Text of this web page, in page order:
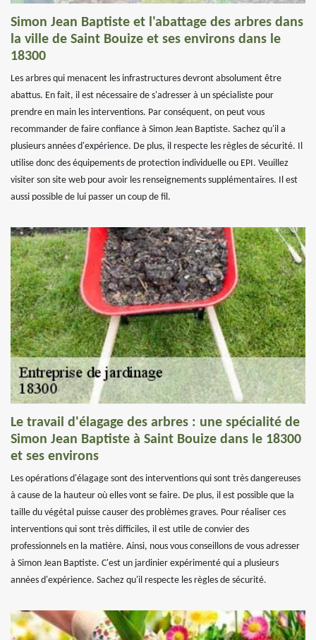
Simon Jean Baptiste et l'abattage des arbres dans
la ville de Saint Bouize et ses environs dans le
18300
Les arbres qui menacent les infrastructures devront absolument être
abattus. En fait, il est nécessaire de s'adresser à un spécialiste pour
prendre en main les interventions. Par conséquent, on peut vous
recommander de faire confiance à Simon Jean Baptiste. Sachez qu'il a
plusieurs années d'expérience. De plus, il respecte les règles de sécurité. Il
utilise donc des équipements de protection individuelle ou EPI. Veuillez
visiter son site web pour avoir les renseignements supplémentaires. Il est
aussi possible de lui passer un coup de fil.
Le travail d'élagage des arbres : une spécialité de
Simon Jean Baptiste à Saint Bouize dans le 18300
et ses environs
Les opérations d'élagage sont des interventions qui sont très dangereuses
à cause de la hauteur où elles vont se faire. De plus, il est possible que la
taille du végétal puisse causer des problèmes graves. Pour réaliser ces
interventions qui sont très difficiles, il est utile de convier des
professionnels en la matière. Ainsi, nous vous conseillons de vous adresser
à Simon Jean Baptiste. C'est un jardinier expérimenté qui a plusieurs
années d'expérience. Sachez qu'il respecte les règles de sécurité.